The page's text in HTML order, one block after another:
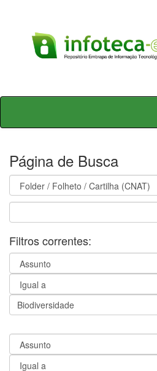
Skip
Página de Busca
Filtros correntes: